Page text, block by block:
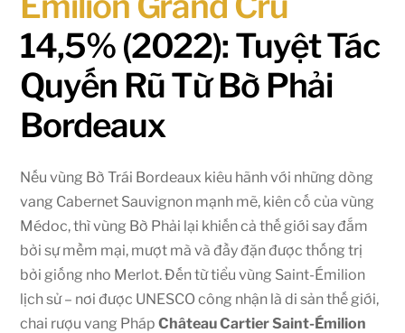
14,5% (2022): Tuyệt Tác
Quyến Rũ Từ Bờ Phải
Bordeaux
Nếu vùng Bờ Trái Bordeaux kiêu hãnh với những dòng
vang Cabernet Sauvignon mạnh mẽ, kiên cố của vùng
Médoc, thì vùng Bờ Phải lại khiến cả thế giới say đắm
bởi sự mềm mại, mượt mà và đầy đặn được thống trị
bởi giống nho Merlot. Đến từ tiểu vùng Saint-Émilion
lịch sử – nơi được UNESCO công nhận là di sản thế giới,
chai rượu vang PhápChâteau Cartier Saint-Émilion